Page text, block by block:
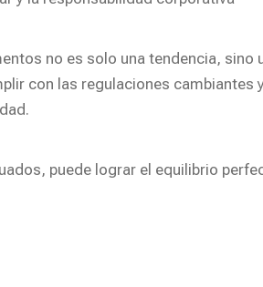
no es solo una tendencia, sino
con las regulaciones cambiantes
puede lograr el equilibrio